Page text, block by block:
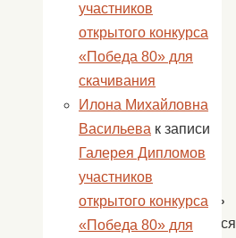
к
себе
с
призами,
на
пытались
взобраться
участников
открытого конкурса
«Победа 80» для
скачивания
Илона Михайловна
Васильева к записи
Галерея Дипломов
участников
открытого конкурса
«Победа 80» для